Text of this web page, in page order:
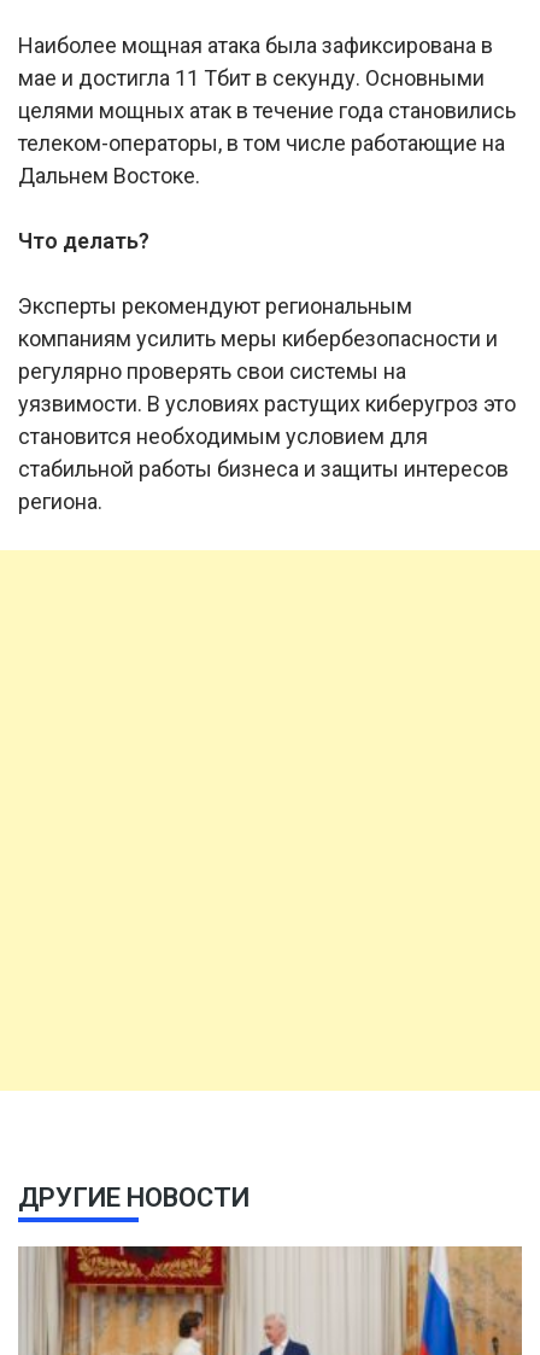
Наиболее мощная атака была зафиксирована в
мае и достигла 11 Тбит в секунду. Основными
целями мощных атак в течение года становились
телеком-операторы, в том числе работающие на
Дальнем Востоке.
Что делать?
Эксперты рекомендуют региональным
компаниям усилить меры кибербезопасности и
регулярно проверять свои системы на
уязвимости. В условиях растущих киберугроз это
становится необходимым условием для
стабильной работы бизнеса и защиты интересов
региона.
ДРУГИЕ НОВОСТИ